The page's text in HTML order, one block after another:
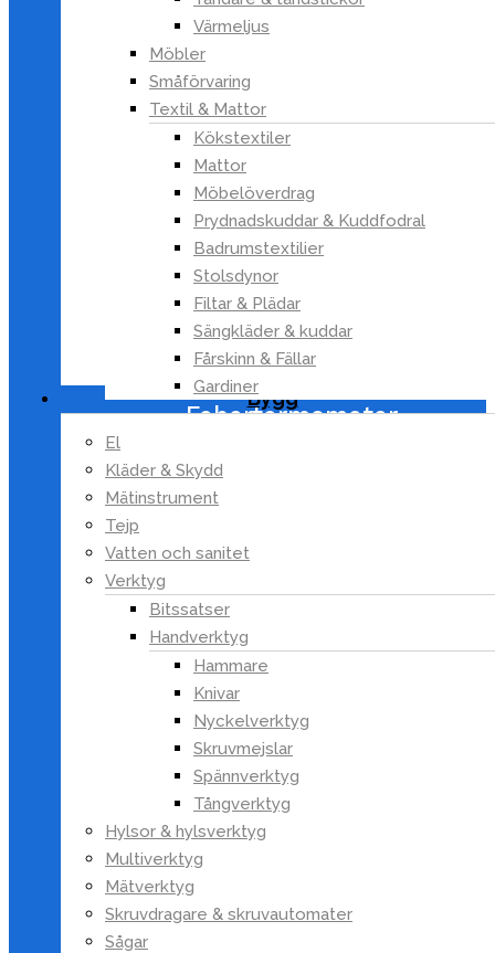
Värmeljus
Möbler
Småförvaring
Textil & Mattor
Kökstextiler
Mattor
Möbelöverdrag
Prydnadskuddar & Kuddfodral
Badrumstextilier
Stolsdynor
Filtar & Plädar
Sängkläder & kuddar
Fårskinn & Fällar
GardinerBygg
El
Kläder & Skydd
Mätinstrument
Tejp
Vatten och sanitet
Verktyg
Bitssatser
Handverktyg
Hammare
Knivar
Nyckelverktyg
Skruvmejslar
Spännverktyg
Tångverktyg
Hylsor & hylsverktyg
Multiverktyg
Mätverktyg
Skruvdragare & skruvautomater
Sågar
Bil & Garage
Backspeglar
Bilsäkerhet
Fordonselektronik
Fönsterskydd
Förvaring till bil
Motorfordonsvård
Vinterprodukter till
fordon
Grillar
Hälsa & Skönhet
Ansiktsvård
Doseringshjälpmedel
Febertermometer
Första hjälpen & plåster
Hjälpmedel
Hårborttagning & rakning
Löshår
Massage & avslappning
Näs- och örontrimmers
Redskap & accessoarer
Skydd & stöd
Skäggvård
Stylingverktyg för hår
Tandvård
Tester
Husdjur
Inomhusklimat
Kläder & Skor